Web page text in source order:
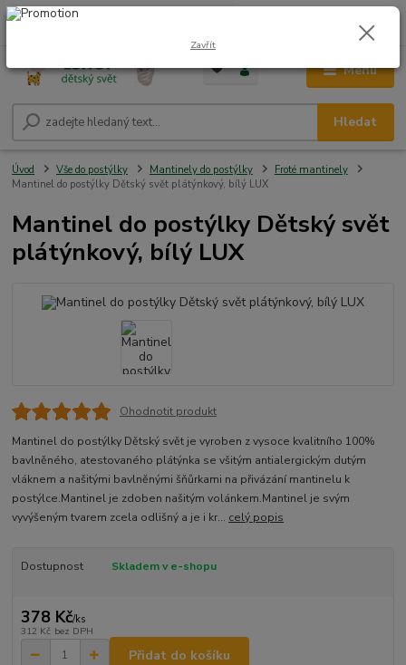
Menu
Hledat
+420 604 278 943 0,00 Kč
Úvod Vše do postýlky Mantinely do postýlky
Froté mantinely
Mantinel do postýlky Dětský svět plátýnkový, bílý LUX
Mantinel do postýlky Dětský svět
plátýnkový, bílý LUX
Ohodnotit produkt
Mantinel do postýlky Dětský svět je vyroben z vysoce kvalitního 100%
bavlněného, atestovaného plátýnka se všitým antialergickým dutým
vláknem a našitými bavlněnými šňůrkami na přivázání mantinelu k
postýlce.Mantinel je zdoben našitým volánkem.Mantinel je svým
vyvýšeným tvarem zcela odlišný a je i kr... celý popis
Dostupnost Skladem v e-shopu
378 Kč/ks
312 Kč bez DPH
Přidat do košíku
Zavřít